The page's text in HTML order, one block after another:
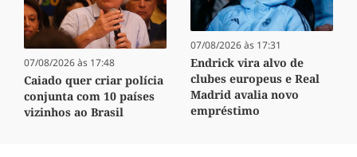
07/08/2026 às 17:48
Caiado quer criar polícia
conjunta com 10 países
vizinhos ao Brasil
07/08/2026 às 17:31
Endrick vira alvo de
clubes europeus e Real
Madrid avalia novo
empréstimo